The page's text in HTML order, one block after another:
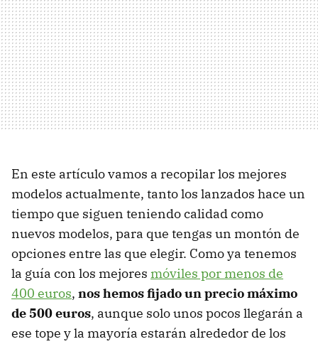
En este artículo vamos a recopilar los mejores
modelos actualmente, tanto los lanzados hace un
tiempo que siguen teniendo calidad como
nuevos modelos, para que tengas un montón de
opciones entre las que elegir. Como ya tenemos
la guía con los mejores móviles por menos de
400 euros, nos hemos fijado un precio máximo
de 500 euros, aunque solo unos pocos llegarán a
ese tope y la mayoría estarán alrededor de los